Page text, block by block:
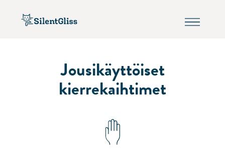
Jousikäyttöiset
kierrekaihtimet